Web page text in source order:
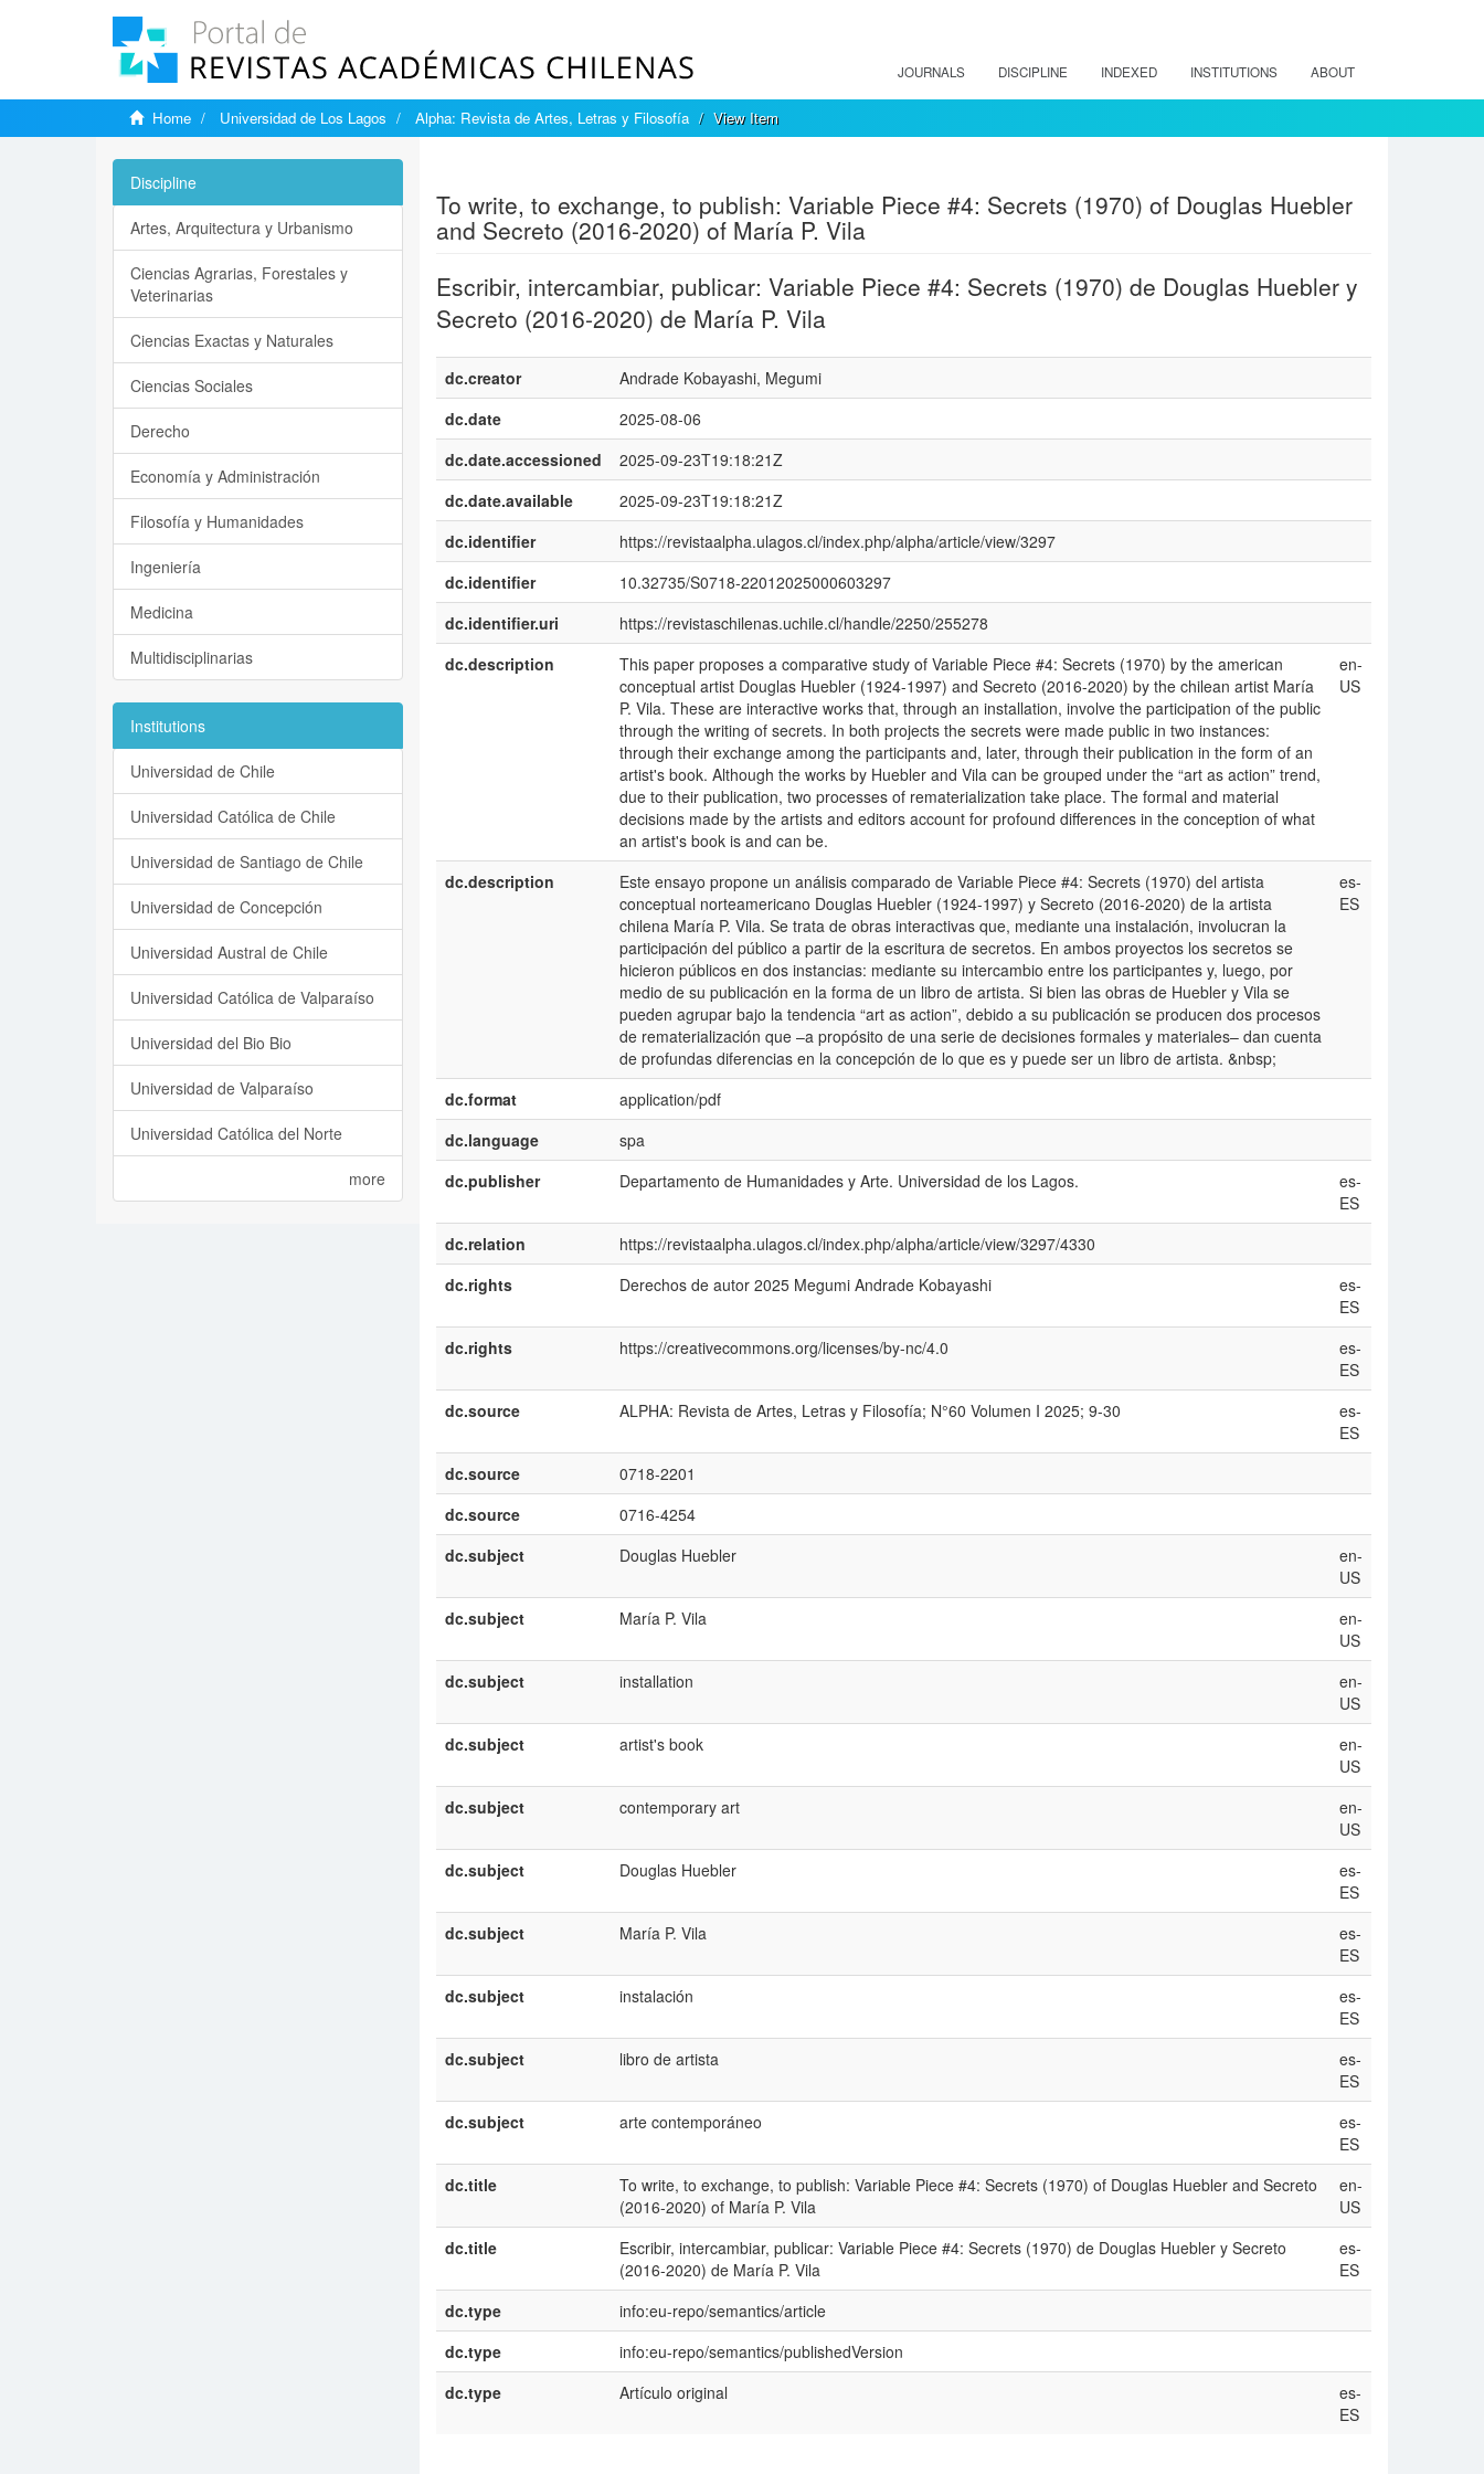
JOURNALS DISCIPLINE INDEXED INSTITUTIONS ABOUT
Home Universidad de Los Lagos Alpha: Revista de Artes, Letras y Filosofía View Item
To write, to exchange, to publish: Variable Piece #4: Secrets (1970) of Douglas Huebler
and Secreto (2016-2020) of María P. Vila
Escribir, intercambiar, publicar: Variable Piece #4: Secrets (1970) de Douglas Huebler y
Secreto (2016-2020) de María P. Vila
dc.creator
Andrade Kobayashi, Megumi
dc.date
2025-08-06
dc.date.accessioned
2025-09-23T19:18:21Z
dc.date.available
2025-09-23T19:18:21Z
dc.identifier
https://revistaalpha.ulagos.cl/index.php/alpha/article/view/3297
dc.identifier
10.32735/S0718-22012025000603297
dc.identifier.uri
https://revistaschilenas.uchile.cl/handle/2250/255278
dc.description
This paper proposes a comparative study of Variable Piece #4: Secrets (1970) by the american
conceptual artist Douglas Huebler (1924-1997) and Secreto (2016-2020) by the chilean artist María
P. Vila. These are interactive works that, through an installation, involve the participation of the public
through the writing of secrets. In both projects the secrets were made public in two instances:
through their exchange among the participants and, later, through their publication in the form of an
artist's book. Although the works by Huebler and Vila can be grouped under the “art as action” trend,
due to their publication, two processes of rematerialization take place. The formal and material
decisions made by the artists and editors account for profound differences in the conception of what
an artist's book is and can be.
en-
US
dc.description
Este ensayo propone un análisis comparado de Variable Piece #4: Secrets (1970) del artista
conceptual norteamericano Douglas Huebler (1924-1997) y Secreto (2016-2020) de la artista
chilena María P. Vila. Se trata de obras interactivas que, mediante una instalación, involucran la
participación del público a partir de la escritura de secretos. En ambos proyectos los secretos se
hicieron públicos en dos instancias: mediante su intercambio entre los participantes y, luego, por
medio de su publicación en la forma de un libro de artista. Si bien las obras de Huebler y Vila se
pueden agrupar bajo la tendencia “art as action”, debido a su publicación se producen dos procesos
de rematerialización que –a propósito de una serie de decisiones formales y materiales– dan cuenta
de profundas diferencias en la concepción de lo que es y puede ser un libro de artista. &nbsp;
es-
ES
dc.format
application/pdf
dc.language
spa
dc.publisher
Departamento de Humanidades y Arte. Universidad de los Lagos.
es-
ES
dc.relation
https://revistaalpha.ulagos.cl/index.php/alpha/article/view/3297/4330
dc.rights
Derechos de autor 2025 Megumi Andrade Kobayashi
es-
ES
dc.rights
https://creativecommons.org/licenses/by-nc/4.0
es-
ES
dc.source
ALPHA: Revista de Artes, Letras y Filosofía; N°60 Volumen I 2025; 9-30
es-
ES
dc.source
0718-2201
dc.source
0716-4254
dc.subject
Douglas Huebler
en-
US
dc.subject
María P. Vila
en-
US
dc.subject
installation
en-
US
dc.subject
artist's book
en-
US
dc.subject
contemporary art
en-
US
dc.subject
Douglas Huebler
es-
ES
dc.subject
María P. Vila
es-
ES
dc.subject
instalación
es-
ES
dc.subject
libro de artista
es-
ES
dc.subject
arte contemporáneo
es-
ES
dc.title
To write, to exchange, to publish: Variable Piece #4: Secrets (1970) of Douglas Huebler and Secreto
(2016-2020) of María P. Vila
en-
US
dc.title
Escribir, intercambiar, publicar: Variable Piece #4: Secrets (1970) de Douglas Huebler y Secreto
(2016-2020) de María P. Vila
es-
ES
dc.type
info:eu-repo/semantics/article
dc.type
info:eu-repo/semantics/publishedVersion
dc.type
Artículo original
es-
ES
Discipline
Artes, Arquitectura y Urbanismo
Ciencias Agrarias, Forestales y
Veterinarias
Ciencias Exactas y Naturales
Ciencias Sociales
Derecho
Economía y Administración
Filosofía y Humanidades
Ingeniería
Medicina
Multidisciplinarias
Institutions
Universidad de Chile
Universidad Católica de Chile
Universidad de Santiago de Chile
Universidad de Concepción
Universidad Austral de Chile
Universidad Católica de Valparaíso
Universidad del Bio Bio
Universidad de Valparaíso
Universidad Católica del Norte
more